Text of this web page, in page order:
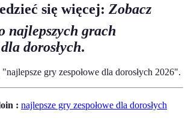
się więcej: Zobacz
najlepszych grach
dorosłych.
gry zespołowe dla dorosłych 2026".
: najlepsze gry zespołowe dla dorosłych